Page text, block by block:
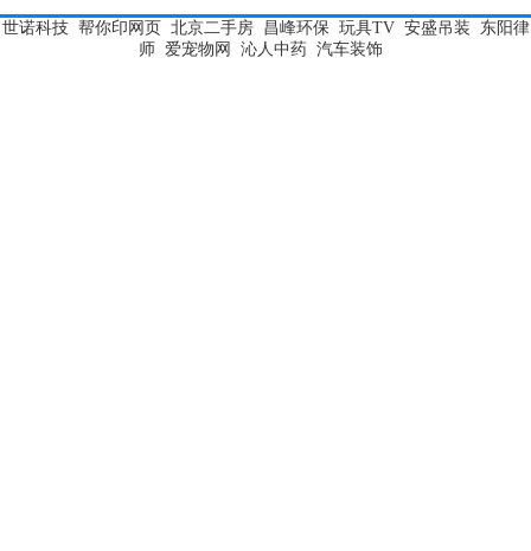
世诺科技 帮你印网页 北京二手房 昌峰环保 玩具TV 安盛吊装
东阳律
师 爱宠物网 沁人中药 汽车装饰